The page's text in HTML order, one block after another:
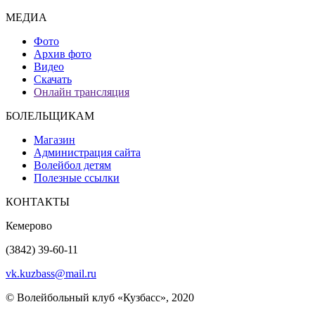
МЕДИА
Фото
Архив фото
Видео
Скачать
Онлайн трансляция
БОЛЕЛЬЩИКАМ
Магазин
Администрация сайта
Волейбол детям
Полезные ссылки
КОНТАКТЫ
Кемерово
(3842) 39-60-11
vk.kuzbass@mail.ru
© Волейбольный клуб «Кузбасс», 2020